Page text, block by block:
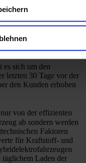
WLTP)1:5.10
2
es sich um den
letzten 30 Tage vor der
den Kunden erhoben
von der effizienten
ab sondern werden
Faktoren
für Kraftstoff- und
Laden der